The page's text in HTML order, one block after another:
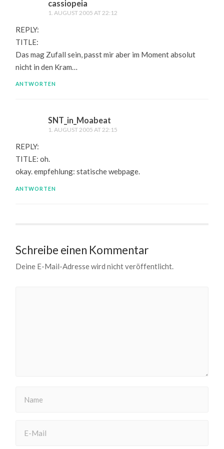
cassiopeia
1. AUGUST 2005 AT 22:12
REPLY:
TITLE:
Das mag Zufall sein, passt mir aber im Moment absolut
nicht in den Kram…
ANTWORTEN
SNT_in_Moabeat
1. AUGUST 2005 AT 22:15
REPLY:
TITLE: oh.
okay. empfehlung: statische webpage.
ANTWORTEN
Schreibe einen Kommentar
Deine E-Mail-Adresse wird nicht veröffentlicht.